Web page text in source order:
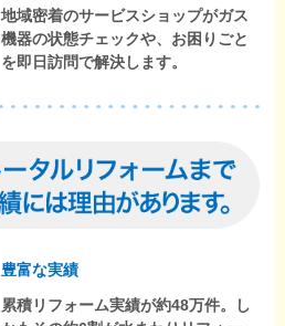
地域密着のサービスショップがガス
機器の状態チェックや、お困りごと
を即日訪問で解決します。
豊富な実績
累積リフォーム実績が約48万件。し